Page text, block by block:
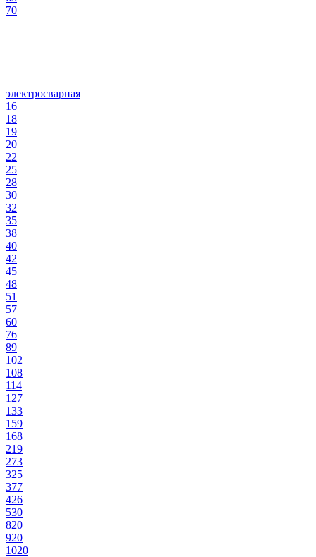
70
электросварная
16
18
19
20
22
25
28
30
32
35
38
40
42
45
48
51
57
60
76
89
102
108
114
127
133
159
168
219
273
325
377
426
530
820
920
1020